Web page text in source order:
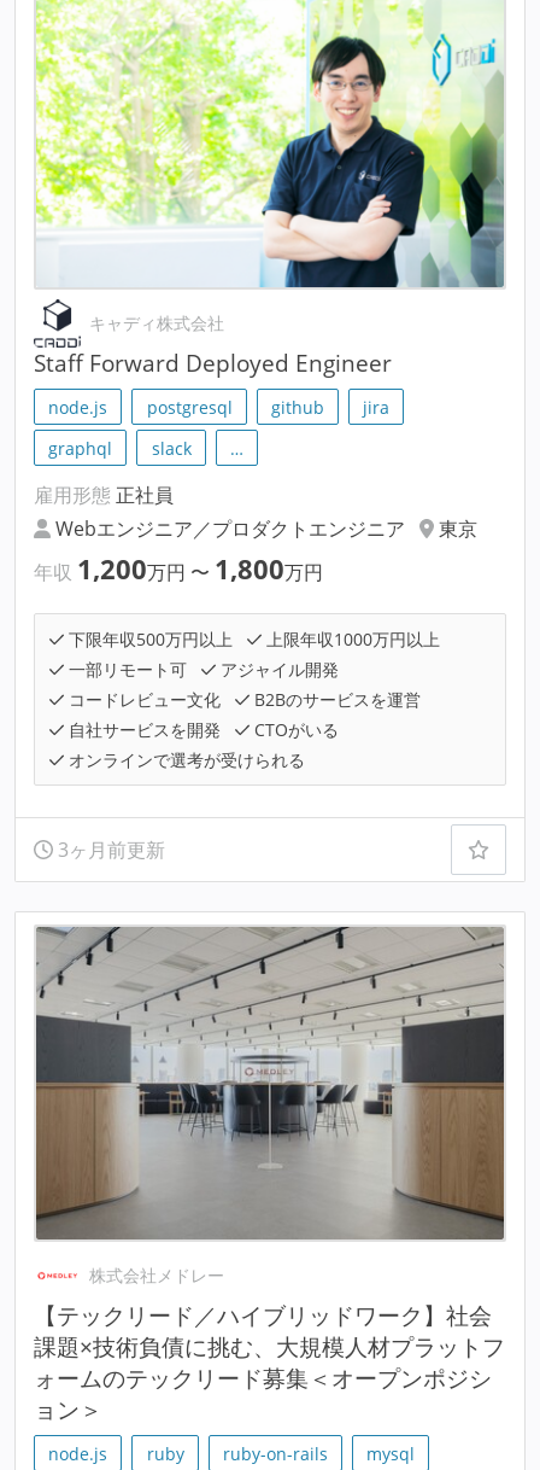
キャディ株式会社
Staff Forward Deployed Engineer
node.js postgresql github
jira
graphql
slack …
雇用形態 正社員
Webエンジニア／プロダクトエンジニア
東京
年収 1,200万円 〜 1,800万円
下限年収500万円以上
上限年収1000万円以上
一部リモート可
アジャイル開発
コードレビュー文化
B2Bのサービスを運営
自社サービスを開発
CTOがいる
オンラインで選考が受けられる
3ヶ月前更新
株式会社メドレー
【テックリード／ハイブリッドワーク】社会
課題×技術負債に挑む、大規模人材プラットフ
ォームのテックリード募集＜オープンポジシ
ョン＞
node.js ruby ruby-on-rails mysql